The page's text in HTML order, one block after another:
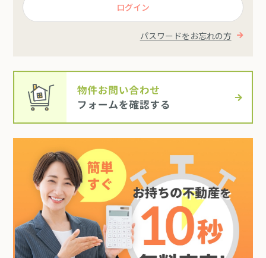
ログイン
パスワードをお忘れの方